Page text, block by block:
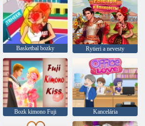
Basketbal bozky Rytieri a nevesty
Bozk kimono Fuji Kancelária